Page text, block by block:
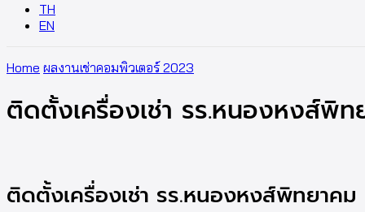
TH
EN
Home ผลงานเช่าคอมพิวเตอร์ 2023
ติดตั้งเครื่องเช่า รร.หนองหงส์พิท
ติดตั้งเครื่องเช่า รร.หนองหงส์พิทยาคม